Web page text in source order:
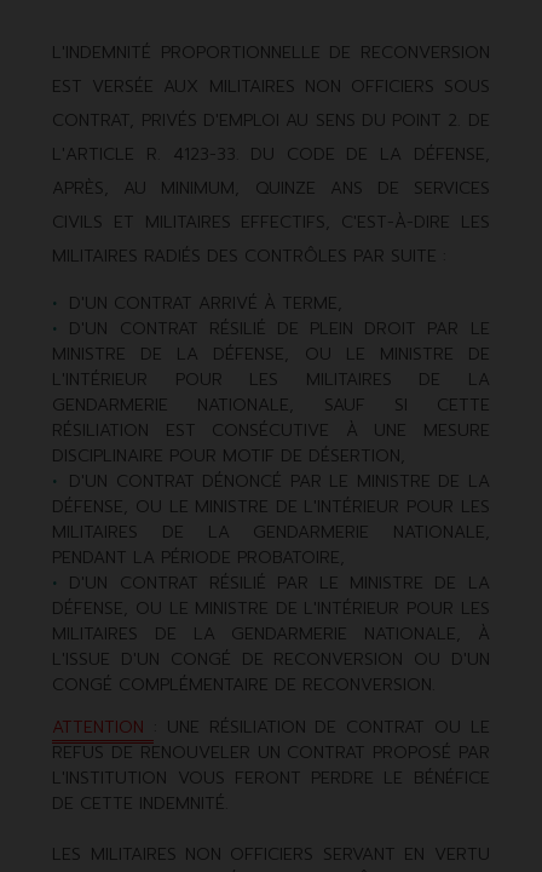
L'INDEMNITÉ PROPORTIONNELLE DE RECONVERSION
EST VERSÉE AUX MILITAIRES NON OFFICIERS SOUS
CONTRAT, PRIVÉS D'EMPLOI AU SENS DU POINT 2. DE
L'ARTICLE R. 4123-33. DU CODE DE LA DÉFENSE,
APRÈS, AU MINIMUM, QUINZE ANS DE SERVICES
CIVILS ET MILITAIRES EFFECTIFS, C'EST-À-DIRE LES
MILITAIRES RADIÉS DES CONTRÔLES PAR SUITE :
D'UN CONTRAT ARRIVÉ À TERME,
D'UN CONTRAT RÉSILIÉ DE PLEIN DROIT PAR LE
MINISTRE DE LA DÉFENSE, OU LE MINISTRE DE
L'INTÉRIEUR POUR LES MILITAIRES DE LA
GENDARMERIE NATIONALE, SAUF SI CETTE
RÉSILIATION EST CONSÉCUTIVE À UNE MESURE
DISCIPLINAIRE POUR MOTIF DE DÉSERTION,
D'UN CONTRAT DÉNONCÉ PAR LE MINISTRE DE LA
DÉFENSE, OU LE MINISTRE DE L'INTÉRIEUR POUR LES
MILITAIRES DE LA GENDARMERIE NATIONALE,
PENDANT LA PÉRIODE PROBATOIRE,
D'UN CONTRAT RÉSILIÉ PAR LE MINISTRE DE LA
DÉFENSE, OU LE MINISTRE DE L'INTÉRIEUR POUR LES
MILITAIRES DE LA GENDARMERIE NATIONALE, À
L'ISSUE D'UN CONGÉ DE RECONVERSION OU D'UN
CONGÉ COMPLÉMENTAIRE DE RECONVERSION.
ATTENTION
: UNE RÉSILIATION DE CONTRAT OU LE
REFUS DE RENOUVELER UN CONTRAT PROPOSÉ PAR
L'INSTITUTION VOUS FERONT PERDRE LE BÉNÉFICE
DE CETTE INDEMNITÉ.
LES MILITAIRES NON OFFICIERS SERVANT EN VERTU